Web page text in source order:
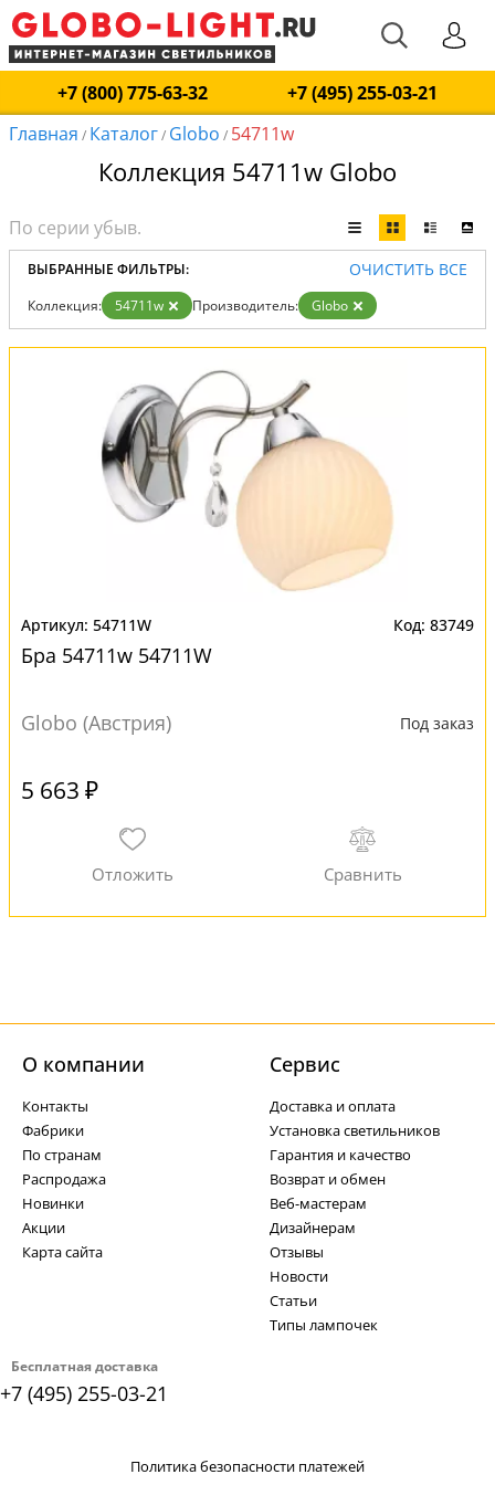
+7 (800) 775-63-32
+7 (495) 255-03-21
Главная / Каталог/ Globo / 54711w
Коллекция 54711w Globo
ВЫБРАННЫЕ ФИЛЬТРЫ: ОЧИСТИТЬ ВСЕ
Коллекция: 54711w Производитель: Globo
54711W 83749
Бра 54711w 54711W
Globo (Австрия) Под заказ
5 663 ₽
Бесплатная доставка
+7 (495) 255-03-21
О компании
Контакты
Фабрики
По странам
Распродажа
Новинки
Акции
Карта сайта
Cервис
Доставка и оплата
Установка светильников
Гарантия и качество
Возврат и обмен
Веб-мастерам
Дизайнерам
Отзывы
Новости
Статьи
Типы лампочек
Политика безопасности платежей